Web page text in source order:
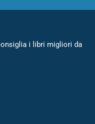
i libri migliori da